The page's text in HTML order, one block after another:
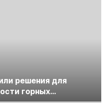
решения для
горных